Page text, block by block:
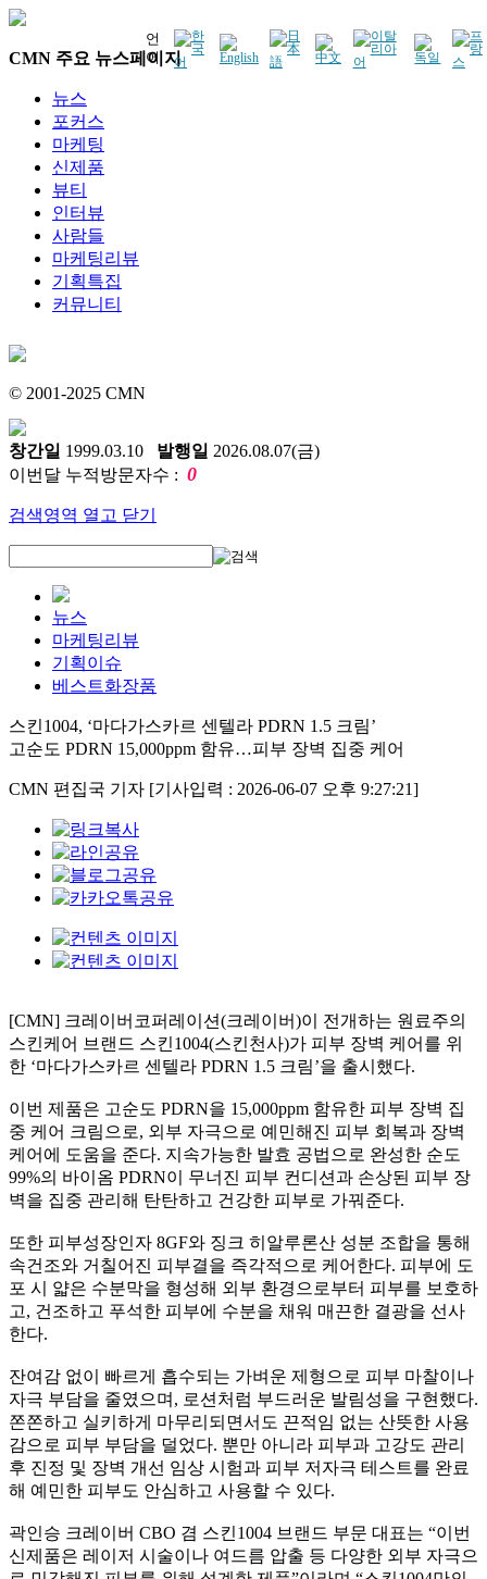
언
어
CMN 주요 뉴스페이지
뉴스
포커스
마케팅
신제품
뷰티
인터뷰
사람들
마케팅리뷰
기획특집
커뮤니티
© 2001-2025 CMN
창간일 1999.03.10 발행일 2026.08.07(금)
이번달 누적방문자수 : 0
검색영역 열고 닫기
뉴스
마케팅리뷰
기획이슈
베스트화장품
스킨1004, ‘마다가스카르 센텔라 PDRN 1.5 크림’
고순도 PDRN 15,000ppm 함유…피부 장벽 집중 케어
CMN 편집국 기자 [기사입력 : 2026-06-07 오후 9:27:21]
[CMN] 크레이버코퍼레이션(크레이버)이 전개하는 원료주의
스킨케어 브랜드 스킨1004(스킨천사)가 피부 장벽 케어를 위
한 ‘마다가스카르 센텔라 PDRN 1.5 크림’을 출시했다.
이번 제품은 고순도 PDRN을 15,000ppm 함유한 피부 장벽 집
중 케어 크림으로, 외부 자극으로 예민해진 피부 회복과 장벽
케어에 도움을 준다. 지속가능한 발효 공법으로 완성한 순도
99%의 바이옴 PDRN이 무너진 피부 컨디션과 손상된 피부 장
벽을 집중 관리해 탄탄하고 건강한 피부로 가꿔준다.
또한 피부성장인자 8GF와 징크 히알루론산 성분 조합을 통해
속건조와 거칠어진 피부결을 즉각적으로 케어한다. 피부에 도
포 시 얇은 수분막을 형성해 외부 환경으로부터 피부를 보호하
고, 건조하고 푸석한 피부에 수분을 채워 매끈한 결광을 선사
한다.
잔여감 없이 빠르게 흡수되는 가벼운 제형으로 피부 마찰이나
자극 부담을 줄였으며, 로션처럼 부드러운 발림성을 구현했다.
쫀쫀하고 실키하게 마무리되면서도 끈적임 없는 산뜻한 사용
감으로 피부 부담을 덜었다. 뿐만 아니라 피부과 고강도 관리
후 진정 및 장벽 개선 임상 시험과 피부 저자극 테스트를 완료
해 예민한 피부도 안심하고 사용할 수 있다.
곽인승 크레이버 CBO 겸 스킨1004 브랜드 부문 대표는 “이번
신제품은 레이저 시술이나 여드름 압출 등 다양한 외부 자극으